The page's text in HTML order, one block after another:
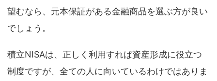
望むなら、元本保証がある金融商品を選ぶ方が良い
でしょう。
積立NISAは、正しく利用すれば資産形成に役立つ
制度ですが、全ての人に向いているわけではありま